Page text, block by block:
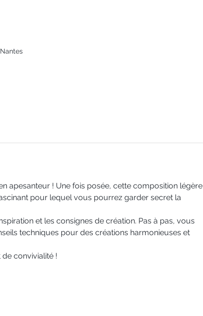
apesanteur ! Une fois posée, cette composition légère
pour lequel vous pourrez garder secret la
et les consignes de création. Pas à pas, vous
techniques pour des créations harmonieuses et
convivialité !